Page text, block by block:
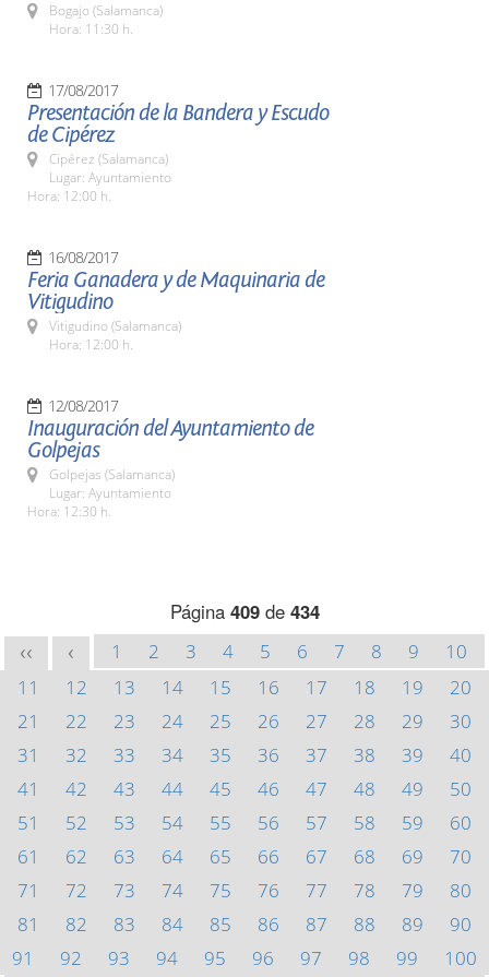
Bogajo (Salamanca)
Hora: 11:30 h.
17/08/2017
Presentación de la Bandera y Escudo
de Cipérez
Cipérez (Salamanca)
Lugar: Ayuntamiento
Hora: 12:00 h.
16/08/2017
Feria Ganadera y de Maquinaria de
Vitigudino
Vitigudino (Salamanca)
Hora: 12:00 h.
12/08/2017
Inauguración del Ayuntamiento de
Golpejas
Golpejas (Salamanca)
Lugar: Ayuntamiento
Hora: 12:30 h.
Página 409de 434
<< < 1 2 3 4 5 6 7 8 9
10
11
12 13 14 15 16 17 18 19
20
21
22 23 24 25 26 27 28 29
30
31
32 33 34 35 36 37 38 39
40
41
42 43 44 45 46 47 48 49
50
51
52 53 54 55 56 57 58 59
60
61
62 63 64 65 66 67 68 69
70
71
72 73 74 75 76 77 78 79
80
81
82 83 84 85 86 87 88 89
90
91
92 93 94 95 96 97 98 99
100